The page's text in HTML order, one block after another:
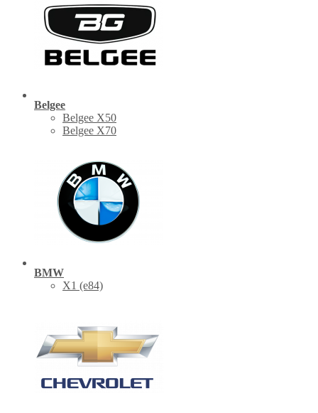
Belgee
Belgee X50
Belgee X70
BMW
X1 (е84)